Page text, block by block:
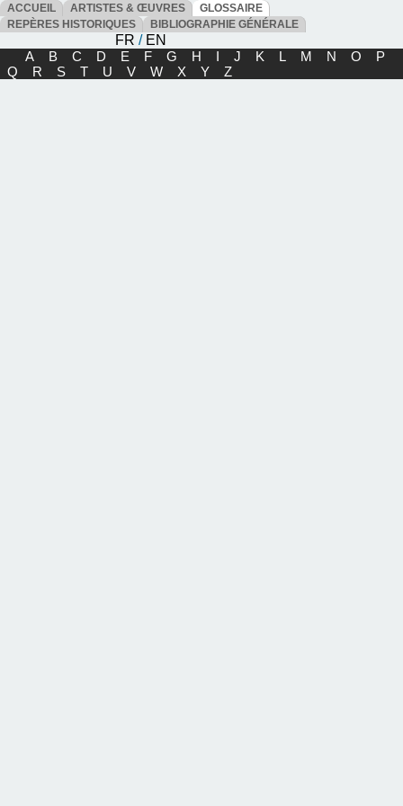
ACCUEIL ARTISTES & ŒUVRES
GLOSSAIRE
REPÈRES HISTORIQUES
BIBLIOGRAPHIE GÉNÉRALE
FR / EN
A
B C D E F G H I J K L M N O
P
Q
R S T U V W X Y Z